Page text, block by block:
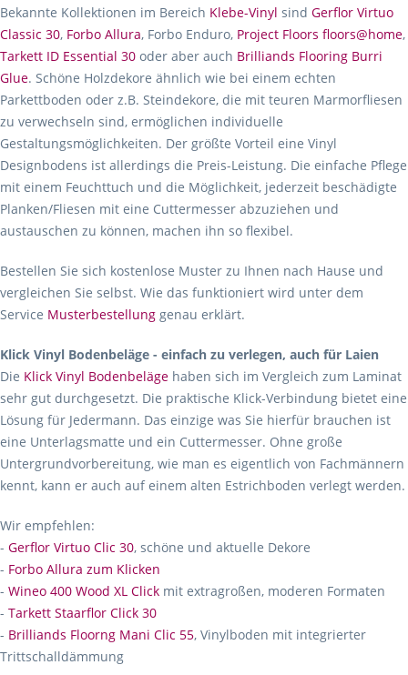
Bekannte Kollektionen im Bereich Klebe-Vinyl sind Gerflor Virtuo
Classic 30, Forbo Allura, Forbo Enduro, Project Floors floors@home,
Tarkett ID Essential 30 oder aber auch Brilliands Flooring Burri
Glue. Schöne Holzdekore ähnlich wie bei einem echten
Parkettboden oder z.B. Steindekore, die mit teuren Marmorfliesen
zu verwechseln sind, ermöglichen individuelle
Gestaltungsmöglichkeiten. Der größte Vorteil eine Vinyl
Designbodens ist allerdings die Preis-Leistung. Die einfache Pflege
mit einem Feuchttuch und die Möglichkeit, jederzeit beschädigte
Planken/Fliesen mit eine Cuttermesser abzuziehen und
austauschen zu können, machen ihn so flexibel.
Bestellen Sie sich kostenlose Muster zu Ihnen nach Hause und
vergleichen Sie selbst. Wie das funktioniert wird unter dem
Service Musterbestellung genau erklärt.
Klick Vinyl Bodenbeläge - einfach zu verlegen, auch für Laien
Die Klick Vinyl Bodenbeläge haben sich im Vergleich zum Laminat
sehr gut durchgesetzt. Die praktische Klick-Verbindung bietet eine
Lösung für Jedermann. Das einzige was Sie hierfür brauchen ist
eine Unterlagsmatte und ein Cuttermesser. Ohne große
Untergrundvorbereitung, wie man es eigentlich von Fachmännern
kennt, kann er auch auf einem alten Estrichboden verlegt werden.
Wir empfehlen:
- Gerflor Virtuo Clic 30, schöne und aktuelle Dekore
- Forbo Allura zum Klicken
- Wineo 400 Wood XL Click mit extragroßen, moderen Formaten
- Tarkett Staarflor Click 30
- Brilliands Floorng Mani Clic 55, Vinylboden mit integrierter
Trittschalldämmung